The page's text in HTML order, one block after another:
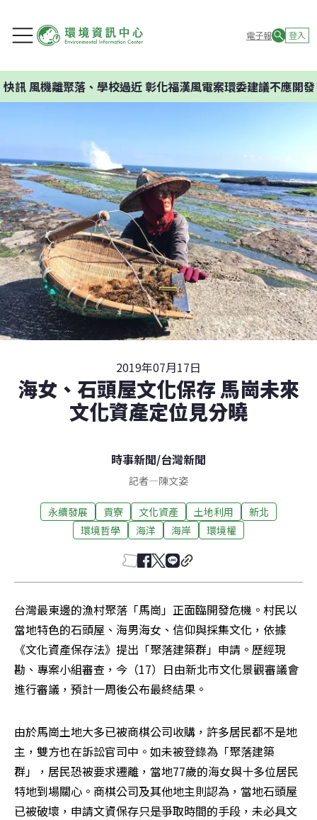
電子報 登入
聚落、學校過近 彰化福漢風電案環委建議不應開發
2019年07月17日
海女、石頭屋文化保存 馬崗未來
文化資產定位見分曉
時事新聞/台灣新聞
記者—陳文姿
永續發展 貢寮 文化資產 土地利用
新北
環境哲學
海洋 海岸 環境權
台灣最東邊的漁村聚落「馬崗」正面臨開發危機。村民以
當地特色的石頭屋、海男海女、信仰與採集文化，依據
《文化資產保存法》提出「聚落建築群」申請。歷經現
勘、專案小組審查，今（17）日由新北市文化景觀審議會
進行審議，預計一周後公布最終結果。
由於馬崗土地大多已被商棋公司收購，許多居民都不是地
主，雙方也在訴訟官司中。如未被登錄為「聚落建築
群」，居民恐被要求遷離，當地77歲的海女與十多位居民
特地到場關心。商棋公司及其他地主則認為，當地石頭屋
已被破壞，申請文資保存只是爭取時間的手段，未必具文